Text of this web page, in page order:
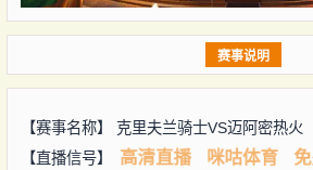
赛事说明
【赛事名称】 克里夫兰骑士VS迈阿密热火
【直播信号】
高清直播 咪咕体育